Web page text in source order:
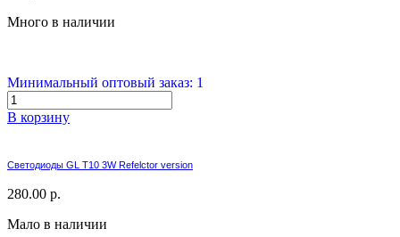
Много в наличии
Минимальный оптовый заказ: 1
В корзину
Светодиоды GL T10 3W Refelctor version
280.00 р.
Мало в наличии